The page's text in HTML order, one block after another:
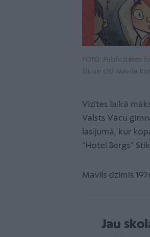
FOTO: Publicitātes
Šis un citi Mavila
Vizītes laikā
Valsts Vācu
lasījumā, kur
“Hotel Bergs”
Mavils dzimis
Jau